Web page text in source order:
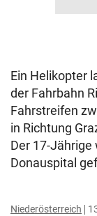
Ein Helikopter
der Fahrbahn
Fahrstreifen
in Richtung
Der 17-Jährige
Donauspital
Niederösterreich